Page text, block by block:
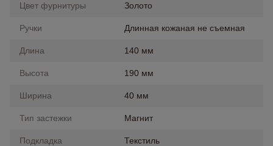
Цвет фурнитуры Золото
Ручки Длинная кожаная не съемная
Длина 140 мм
Высота 190 мм
Ширина 40 мм
Тип застежки Магнит
Подкладка Текстиль